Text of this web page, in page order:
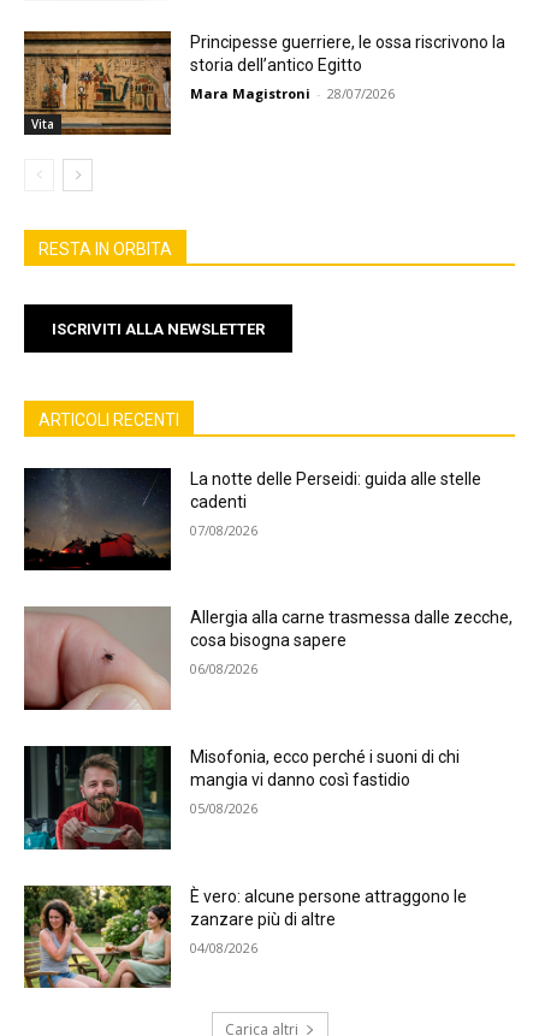
Vita
Principesse guerriere, le ossa riscrivono la
storia dell’antico Egitto
Mara Magistroni - 28/07/2026
RESTA IN ORBITA
ISCRIVITI ALLA NEWSLETTER
ARTICOLI RECENTI
La notte delle Perseidi: guida alle stelle
cadenti
07/08/2026
Allergia alla carne trasmessa dalle zecche,
cosa bisogna sapere
06/08/2026
Misofonia, ecco perché i suoni di chi
mangia vi danno così fastidio
05/08/2026
È vero: alcune persone attraggono le
zanzare più di altre
04/08/2026
Carica altri